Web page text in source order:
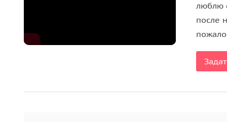
• Из каких фактов кинематографисты
• Были ли сокровища и в каком озере, по
На экскурсии я расскажу вам, как всё было на
люблю
после